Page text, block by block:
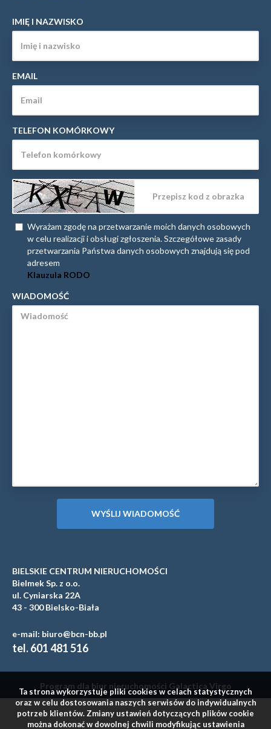
IMIĘ I NAZWISKO
EMAIL
TELEFON KOMÓRKOWY
Wyrażam zgodę na przetwarzanie moich danych osobowych
w celu realizacji i obsługi zgłoszenia. Szczegółowe zasady
przetwarzania Państwa danych osobowych znajdują się pod
adresem
Klauzula RODO
WIADOMOŚĆ
BIELSKIE CENTRUM NIERUCHOMOŚCI
Bielmek Sp. z o.o.
ul. Cyniarska 22A
43 - 300 Bielsko-Biała
e-mail: biuro@bcn-bb.pl
tel. 601 481 516
Program dla biur nieruchomości Galactica Virgo
Ta strona wykorzystuje pliki cookies w celach statystycznych
oraz w celu dostosowania naszych serwisów do indywidualnych
potrzeb klientów. Zmiany ustawień dotyczących plików cookie
można dokonać w dowolnej chwili modyfikując ustawienia